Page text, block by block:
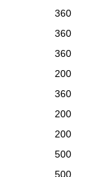
360
360
360
200
360
200
200
500
500